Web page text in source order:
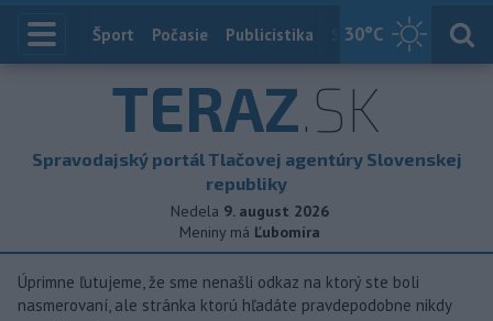
30°C
Index
Šport Počasie Publicistika Slovensko
TERAZ.SK
Spravodajský portál Tlačovej agentúry Slovenskej
republiky
Nedela 9. august 2026
Meniny má Ľubomíra
Úprimne ľutujeme, že sme nenašli odkaz na ktorý ste boli
nasmerovaní, ale stránka ktorú hľadáte pravdepodobne nikdy